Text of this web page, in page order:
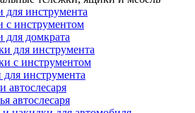
инструмента
с инструментом
домкрата
для инструмента
с инструментом
инструмента
автослесаря
автослесаря